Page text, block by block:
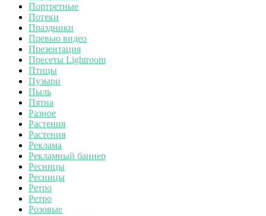
Портретные
Потеки
Праздники
Превью видео
Презентация
Пресеты Lightroom
Птицы
Пузыри
Пыль
Пятна
Разное
Растения
Растения
Реклама
Рекламный баннер
Ресницы
Ресницы
Ретро
Ретро
Розовые